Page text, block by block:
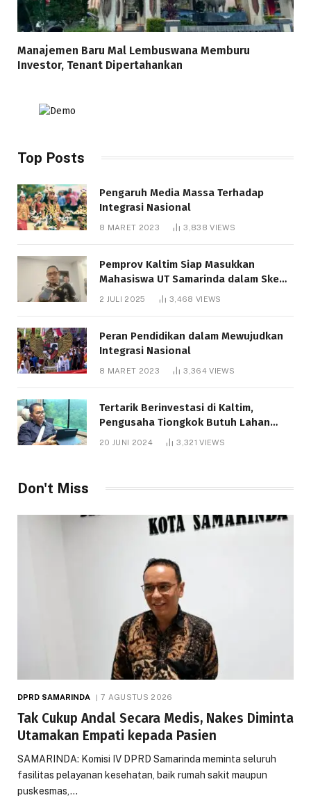
Manajemen Baru Mal Lembuswana Memburu
Investor, Tenant Dipertahankan
Top Posts
Pengaruh Media Massa Terhadap
Integrasi Nasional
8 MARET 2023 3,838VIEWS
Pemprov Kaltim Siap Masukkan
Mahasiswa UT Samarinda dalam Skema
Bantuan Pendidikan Gratispol
2 JULI 2025 3,468 VIEWS
Peran Pendidikan dalam Mewujudkan
Integrasi Nasional
8 MARET 2023 3,364VIEWS
Tertarik Berinvestasi di Kaltim,
Pengusaha Tiongkok Butuh Lahan
1.000 Hektare
20 JUNI 2024 3,321VIEWS
Don't Miss
DPRD SAMARINDA 7 AGUSTUS 2026
Tak Cukup Andal Secara Medis, Nakes Diminta
Utamakan Empati kepada Pasien
SAMARINDA: Komisi IV DPRD Samarinda meminta seluruh
fasilitas pelayanan kesehatan, baik rumah sakit maupun
puskesmas,…